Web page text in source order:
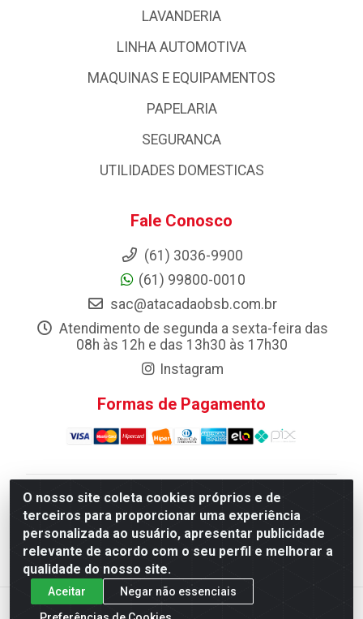
O nosso site coleta cookies próprios e de
terceiros para proporcionar uma experiência
personalizada ao usuário, apresentar publicidade
relevante de acordo com o seu perfil e melhorar a
qualidade do nosso site.
Aceitar
Negar não essenciais
LAVANDERIA
LINHA AUTOMOTIVA
MAQUINAS E EQUIPAMENTOS
PAPELARIA
SEGURANCA
UTILIDADES DOMESTICAS
Fale Conosco
(61) 3036-9900
(61) 99800-0010
sac@atacadaobsb.com.br
Atendimento de segunda a sexta-feira das
08h às 12h e das 13h30 às 17h30
Instagram
Formas de Pagamento
Atacadao da Limpeza F. Pereira Queiroz Comercio e
Distribuicao LTDA - Quadra Qi 10 Lotes 39 e, 41 - Setor
Industrial (Taguatinga), Brasília/DF - CEP 72.135-100 -
CNPJ 13.184.675/0001-80